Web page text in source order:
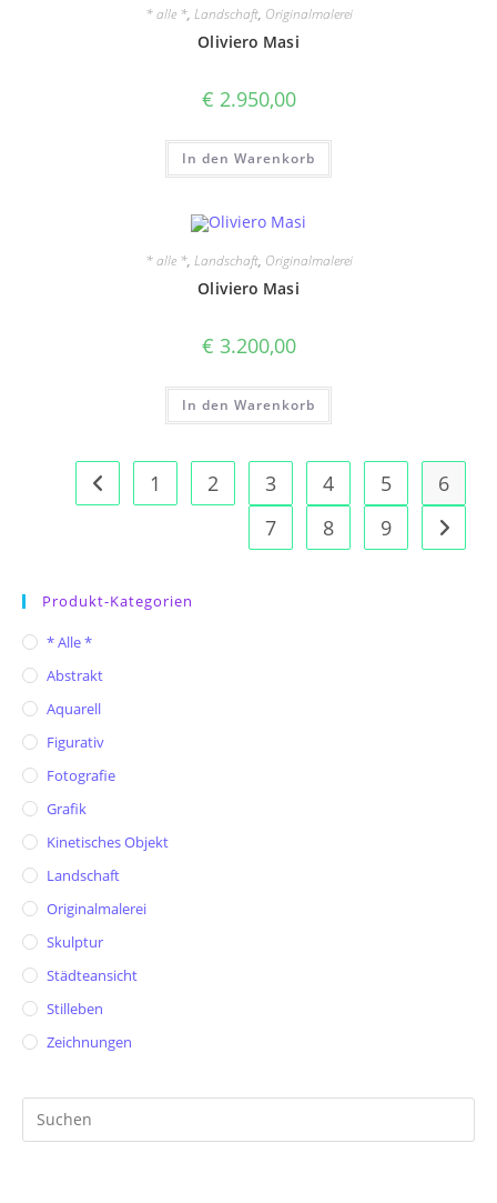
* alle *, Landschaft, Originalmalerei
Oliviero Masi
€ 2.950,00
In den Warenkorb
* alle *, Landschaft, Originalmalerei
Oliviero Masi
€ 3.200,00
In den Warenkorb
1 2 3 4 5
6
7
8 9
Produkt-Kategorien
* Alle *
Abstrakt
Aquarell
Figurativ
Fotografie
Grafik
Kinetisches Objekt
Landschaft
Originalmalerei
Skulptur
Städteansicht
Stilleben
Zeichnungen